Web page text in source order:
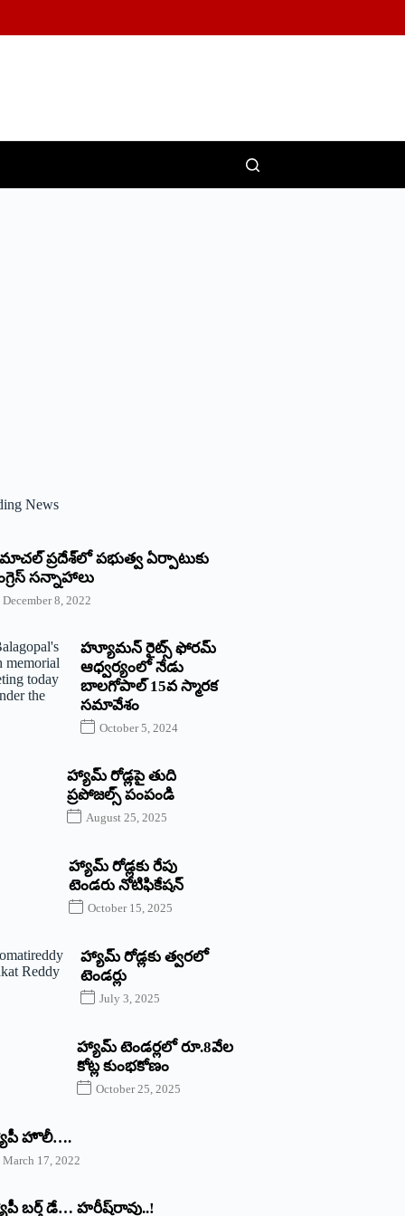
News
‌ప్రదేశ్‌లో పభుత్వ ఏర్పాటుకు
‌సన్నాహాలు
December 8, 2022
హ్యూమన్‌ రైట్స్‌ ఫోరమ్‌
ఆధ్వర్యంలో నేడు
బాలగోపాల్‌ 15వ స్మారక
సమావేశం
October 5, 2024
హ్యామ్‌ రోడ్లపై తుది
ప్రపోజల్స్‌ పంపండి
August 25, 2025
హ్యామ్‌ రోడ్లకు రేపు
టెండరు నోటిఫికేషన్‌
October 15, 2025
హ్యామ్‌ రోడ్లకు త్వరలో
టెండర్లు
July 3, 2025
హ్యామ్‌ ‌టెండర్లలో రూ.8వేల
కోట్ల కుంభకోణం
October 25, 2025
హొలీ….
March 17, 2022
బర్త్ ‌డే… హరీష్‌రావు..!